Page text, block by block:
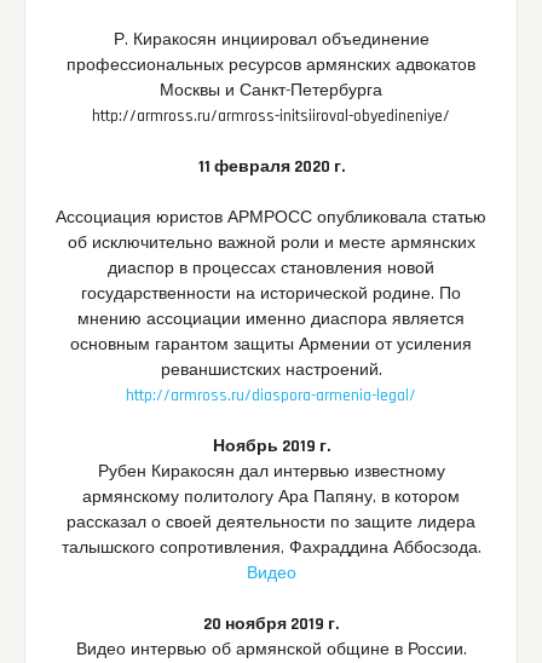
Р. Киракосян инциировал объединение
профессиональных ресурсов армянских адвокатов
Москвы и Санкт-Петербурга
http://armross.ru/armross-initsiiroval-obyedineniye/
11 февраля 2020 г.
Ассоциация юристов АРМРОСС опубликовала статью
об исключительно важной роли и месте армянских
диаспор в процессах становления новой
государственности на исторической родине. По
мнению ассоциации именно диаспора является
основным гарантом защиты Армении от усиления
реваншистских настроений.
http://armross.ru/diaspora-armenia-legal/
Ноябрь 2019 г.
Рубен Киракосян дал интервью известному
армянскому политологу Ара Папяну, в котором
рассказал о своей деятельности по защите лидера
талышского сопротивления, Фахраддина Аббосзода.
Видео
20 ноября 2019 г.
Видео интервью об армянской общине в России.